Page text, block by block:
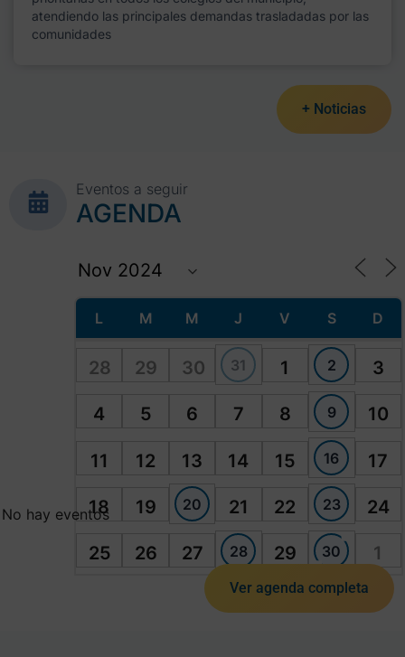
atendiendo las principales demandas trasladadas por las
comunidades
+ Noticias
Eventos a seguir
AGENDA
L M M J V S D
28 29 30 31 1 2 3
4 5 6 7 8 9 10
11 12 13 14 15 16 17
18 19 20 21 22 23 24
25 26 27 28 29 30 1
No hay eventos
Ver agenda completa